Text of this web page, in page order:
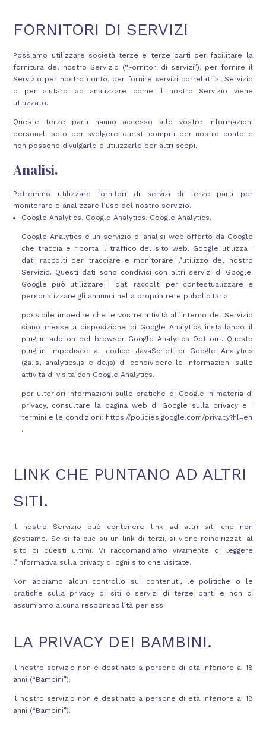
FORNITORI DI SERVIZI
Possiamo utilizzare società terze e terze parti per facilitare la
fornitura del nostro Servizio (“Fornitori di servizi”), per fornire il
Servizio per nostro conto, per fornire servizi correlati al Servizio
o per aiutarci ad analizzare come il nostro Servizio viene
utilizzato.
Queste terze parti hanno accesso alle vostre informazioni
personali solo per svolgere questi compiti per nostro conto e
non possono divulgarle o utilizzarle per altri scopi.
Analisi.
Potremmo utilizzare fornitori di servizi di terze parti per
monitorare e analizzare l’uso del nostro servizio.
Google Analytics, Google Analytics, Google Analytics.
Google Analytics è un servizio di analisi web offerto da Google
che traccia e riporta il traffico del sito web. Google utilizza i
dati raccolti per tracciare e monitorare l’utilizzo del nostro
Servizio. Questi dati sono condivisi con altri servizi di Google.
Google può utilizzare i dati raccolti per contestualizzare e
personalizzare gli annunci nella propria rete pubblicitaria.
possibile impedire che le vostre attività all’interno del Servizio
siano messe a disposizione di Google Analytics installando il
plug-in add-on del browser Google Analytics Opt out. Questo
plug-in impedisce al codice JavaScript di Google Analytics
(ga.js, analytics.js e dc.js) di condividere le informazioni sulle
attività di visita con Google Analytics.
per ulteriori informazioni sulle pratiche di Google in materia di
privacy, consultare la pagina web di Google sulla privacy e i
termini e le condizioni: https://policies.google.com/privacy?hl=en
.
LINK CHE PUNTANO AD ALTRI
SITI.
Il nostro Servizio può contenere link ad altri siti che non
gestiamo. Se si fa clic su un link di terzi, si viene reindirizzati al
sito di questi ultimi. Vi raccomandiamo vivamente di leggere
l’informativa sulla privacy di ogni sito che visitate.
Non abbiamo alcun controllo sui contenuti, le politiche o le
pratiche sulla privacy di siti o servizi di terze parti e non ci
assumiamo alcuna responsabilità per essi.
LA PRIVACY DEI BAMBINI.
Il nostro servizio non è destinato a persone di età inferiore ai 18
anni (“Bambini”).
Il nostro servizio non è destinato a persone di età inferiore ai 18
anni (“Bambini”).